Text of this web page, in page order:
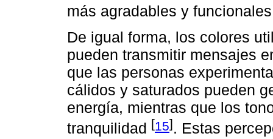
más agradables y
De igual forma, los colores
pueden transmitir mensajes
que las personas
cálidos y saturados pueden
energía, mientras que los
tranquilidad [15]. Estas